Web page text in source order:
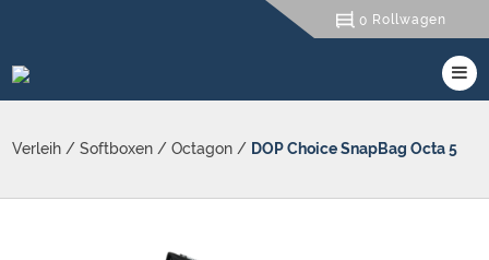
0 Rollwagen
Verleih /Softboxen /Octagon / DOP Choice SnapBag Octa 5